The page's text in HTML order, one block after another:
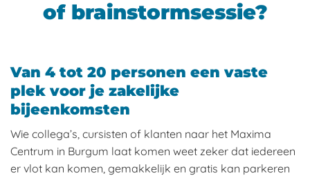
of brainstormsessie?
Van 4 tot 20 personen een vaste
plek voor je zakelijke
bijeenkomsten
Wie collega’s, cursisten of klanten naar het Maxima
Centrum in Burgum laat komen weet zeker dat iedereen
er vlot kan komen, gemakkelijk en gratis kan parkeren